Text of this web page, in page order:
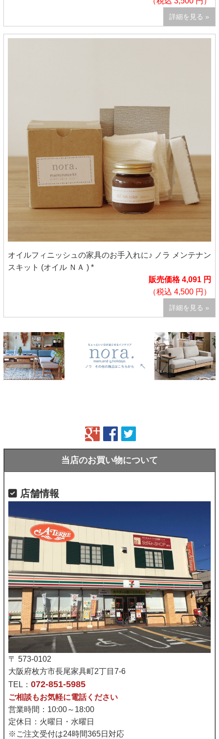
詳細を見る »
オイルフィニッシュの家具のお手入れに♪ ノラ メンテナン
スキット (オイル ＮＡ ) *
販売価格 4,091 円
（税込 4,500 円）
詳細を見る »
当店のお買い物について
店舗情報
〒 573-0102
大阪府枚方市長尾家具町2丁目7-6
TEL： 072-851-5985
ご相談もお気軽に電話ください
営業時間：10:00～18:00
定休日：火曜日・水曜日
※ご注文受付は24時間365日対応